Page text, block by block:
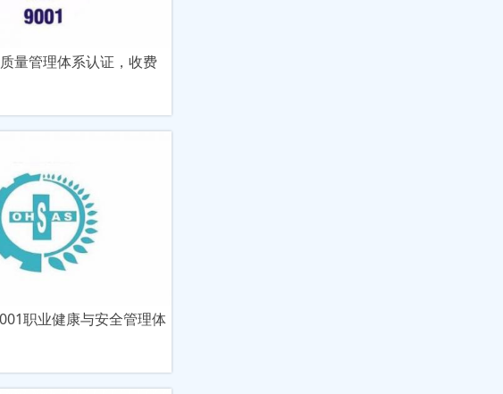
量管理体系认证，收费
职业健康与安全管理体